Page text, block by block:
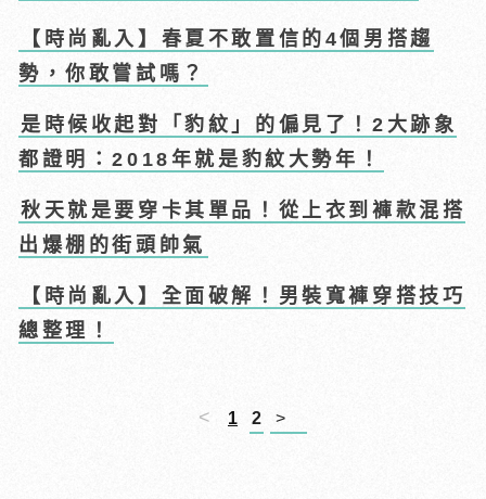
【時尚亂入】春夏不敢置信的4個男搭趨
勢，你敢嘗試嗎？
是時候收起對「豹紋」的偏見了！2大跡象
都證明：2018年就是豹紋大勢年！
秋天就是要穿卡其單品！從上衣到褲款混搭
出爆棚的街頭帥氣
【時尚亂入】全面破解！男裝寬褲穿搭技巧
總整理！
< 1 2 >